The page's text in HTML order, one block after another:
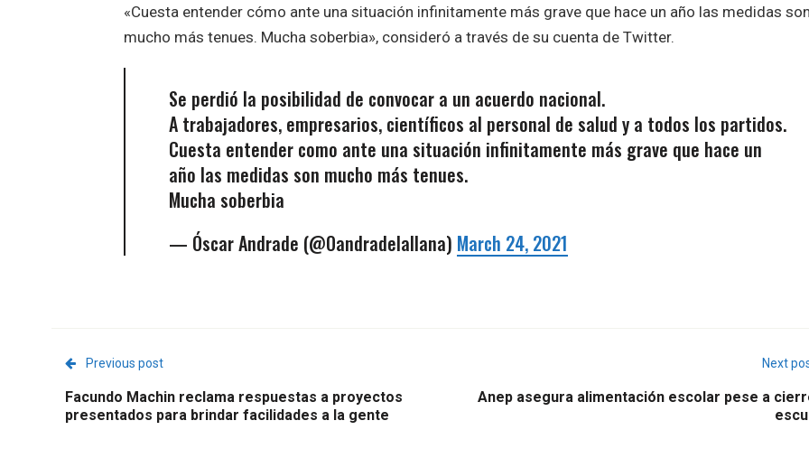
«Cuesta entender cómo ante una situación infinitamente más grave que hace un año las medidas
mucho más tenues. Mucha soberbia», consideró a través de su cuenta de Twitter.
Se perdió la posibilidad de convocar a un acuerdo nacional.
A trabajadores, empresarios, científicos al personal de salud y a todos los partidos.
Cuesta entender como ante una situación infinitamente más grave que hace un
año las medidas son mucho más tenues.
Mucha soberbia
— Óscar Andrade (@Oandradelallana) March 24, 2021
Previous post
Facundo Machin reclama respuestas a proyectos
presentados para brindar facilidades a la gente
Next
Anep asegura alimentación escolar pese a